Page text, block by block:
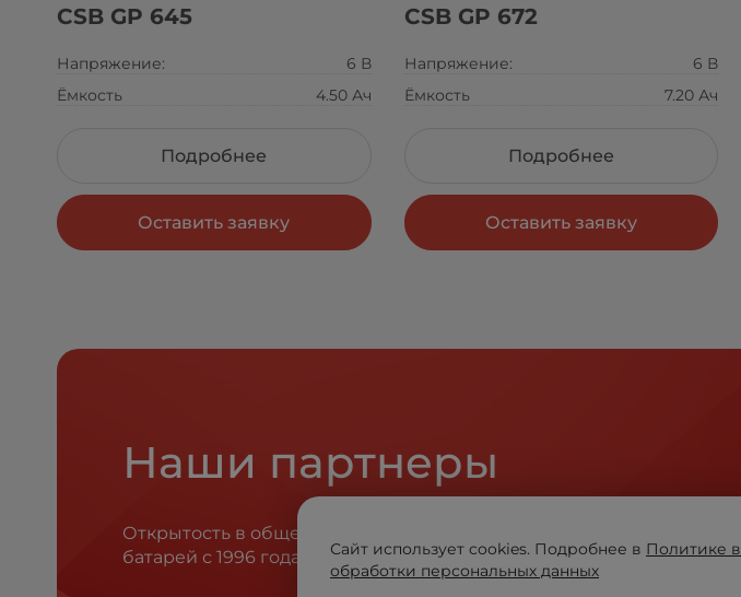
CSB GP 645
Напряжение:
6 В
Ёмкость
4.50 Ач
Подробнее
Оставить заявку
CSB GP 672
Напряжение:
6 В
Ёмкость
7.20 Ач
Подробнее
Оставить заявку
Наши партнеры
Открытость в общении, честность в сотрудничестве помогают
батарей с 1996 года.
Сайт использует cookies. Подробнее в Политике
обработки персональных данных